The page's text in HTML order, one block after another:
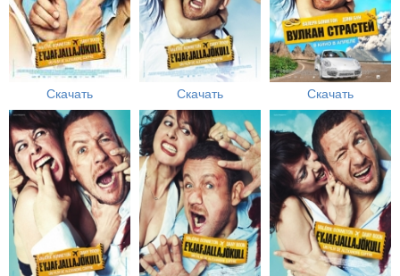
Скачать Скачать Скачать